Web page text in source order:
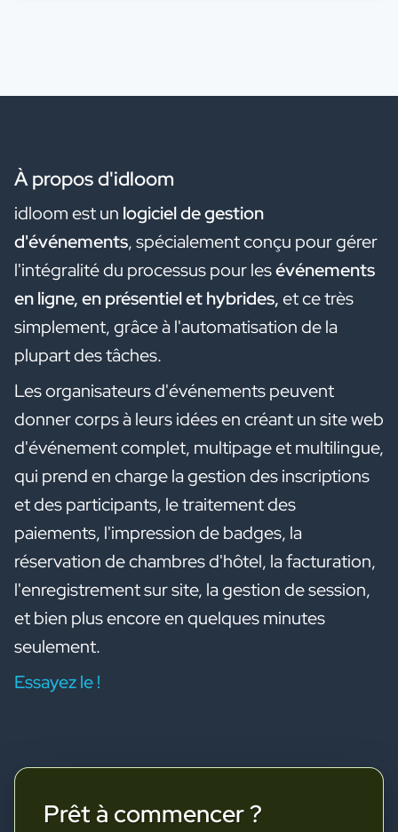
À propos d'idloom
idloom est un logiciel de gestion
d'événements, spécialement conçu pour gérer
l'intégralité du processus pour lesévénements
en ligne, en présentiel et hybrides,et ce très
simplement,grâce à l'automatisation de la
plupart des tâches.
Les organisateurs d'événements peuvent
donner corps à leurs idées en créant un site web
d'événement complet, multipage et multilingue,
qui prend en charge la gestion des inscriptions
et des participants, le traitement des
paiements, l'impression de badges, la
réservation de chambres d'hôtel, la facturation,
l'enregistrement sur site, la gestion de session,
et bien plus encore en quelques minutes
seulement.
Essayez le !
Prêt à commencer ?